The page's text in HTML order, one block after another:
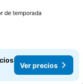
de temporada
Ver precios